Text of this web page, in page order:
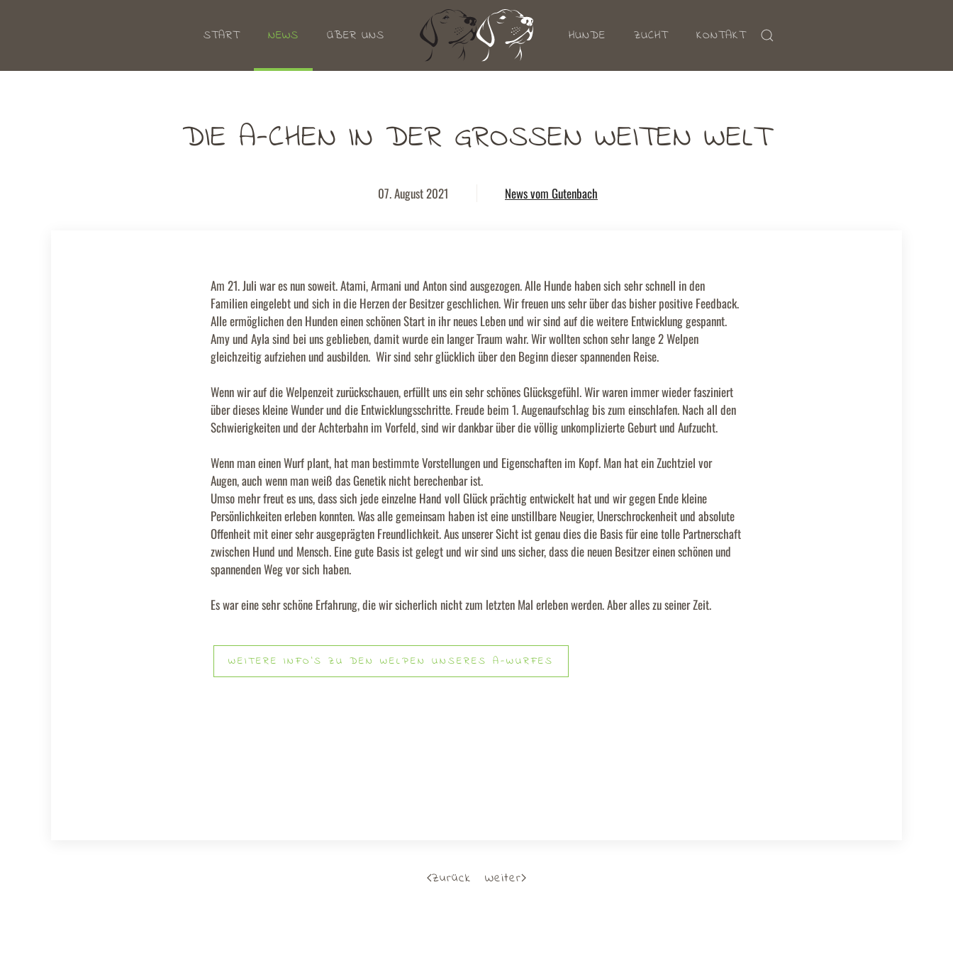
START NEWS ÜBER UNS HUNDE ZUCHT KONTAKT
DIE A-CHEN IN DER GROSSEN WEITEN WELT
07. August 2021 News vom Gutenbach
Am 21. Juli war es nun soweit. Atami, Armani und Anton sind ausgezogen. Alle Hunde haben sich sehr schnell in den
Familien eingelebt und sich in die Herzen der Besitzer geschlichen. Wir freuen uns sehr über das bisher positive Feedback.
Alle ermöglichen den Hunden einen schönen Start in ihr neues Leben und wir sind auf die weitere Entwicklung gespannt.
Amy und Ayla sind bei uns geblieben, damit wurde ein langer Traum wahr. Wir wollten schon sehr lange 2 Welpen
gleichzeitig aufziehen und ausbilden. Wir sind sehr glücklich über den Beginn dieser spannenden Reise.
Wenn wir auf die Welpenzeit zurückschauen, erfüllt uns ein sehr schönes Glücksgefühl. Wir waren immer wieder fasziniert
über dieses kleine Wunder und die Entwicklungsschritte. Freude beim 1. Augenaufschlag bis zum einschlafen. Nach all den
Schwierigkeiten und der Achterbahn im Vorfeld, sind wir dankbar über die völlig unkomplizierte Geburt und Aufzucht.
Wenn man einen Wurf plant, hat man bestimmte Vorstellungen und Eigenschaften im Kopf. Man hat ein Zuchtziel vor
Augen, auch wenn man weiß das Genetik nicht berechenbar ist.
Umso mehr freut es uns, dass sich jede einzelne Hand voll Glück prächtig entwickelt hat und wir gegen Ende kleine
Persönlichkeiten erleben konnten. Was alle gemeinsam haben ist eine unstillbare Neugier, Unerschrockenheit und absolute
Offenheit mit einer sehr ausgeprägten Freundlichkeit. Aus unserer Sicht ist genau dies die Basis für eine tolle Partnerschaft
zwischen Hund und Mensch. Eine gute Basis ist gelegt und wir sind uns sicher, dass die neuen Besitzer einen schönen und
spannenden Weg vor sich haben.
Es war eine sehr schöne Erfahrung, die wir sicherlich nicht zum letzten Mal erleben werden. Aber alles zu seiner Zeit.
WEITERE INFO'S ZU DEN WELPEN UNSERES A-WURFES
Zurück Weiter